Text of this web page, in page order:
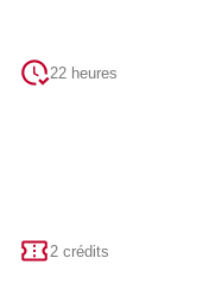
22 heures
2 crédits